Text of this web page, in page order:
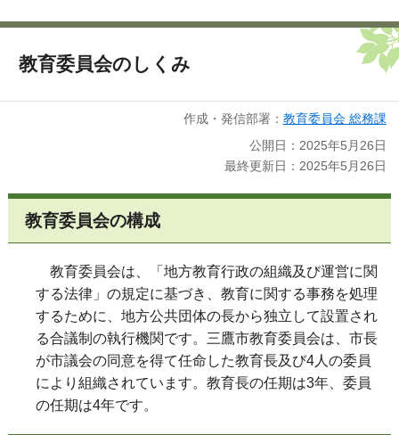
教育委員会のしくみ
作成・発信部署： 教育委員会 総務課
公開日：2025年5月26日
最終更新日：2025年5月26日
教育委員会の構成
教育委員会は、「地方教育行政の組織及び運営に関
する法律」の規定に基づき、教育に関する事務を処理
するために、地方公共団体の長から独立して設置され
る合議制の執行機関です。三鷹市教育委員会は、市長
が市議会の同意を得て任命した教育長及び4人の委員
により組織されています。教育長の任期は3年、委員
の任期は4年です。